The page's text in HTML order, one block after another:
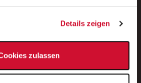
Details zeigen
zulassen
Adresse eintragen